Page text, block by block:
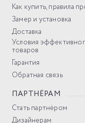
Как купить, правила
Замер и установка
Доставка
Условия
товаров
Гарантия
Обратная связь
ПАРТНЁРАМ
Стать партнёром
Дизайнерам